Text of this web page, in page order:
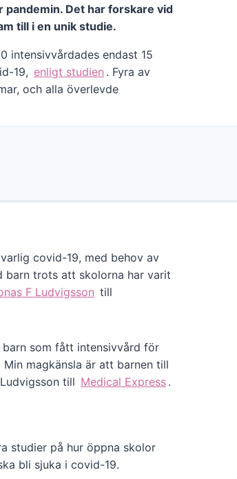
pandemin. Det har forskare vid
till i en unik studie.
intensivvårdades endast 15
19, enligt studien . Fyra av
och alla överlevde
covid-19, med behov av
barn trots att skolorna har varit
F Ludvigsson till
som fått intensivvård för
magkänsla är att barnen till
till Medical Express .
studier på hur öppna skolor
bli sjuka i covid-19.